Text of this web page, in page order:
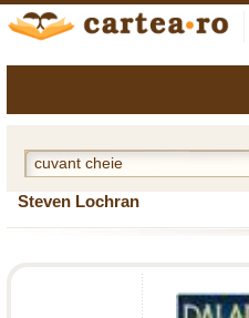
Steven Lochran